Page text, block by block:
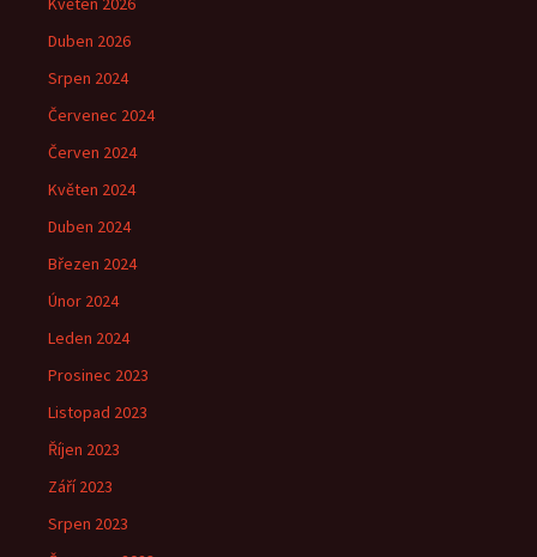
Duben 2026
Srpen 2024
Červenec 2024
Červen 2024
Květen 2024
Duben 2024
Březen 2024
Únor 2024
Leden 2024
Prosinec 2023
Listopad 2023
Říjen 2023
Září 2023
Srpen 2023